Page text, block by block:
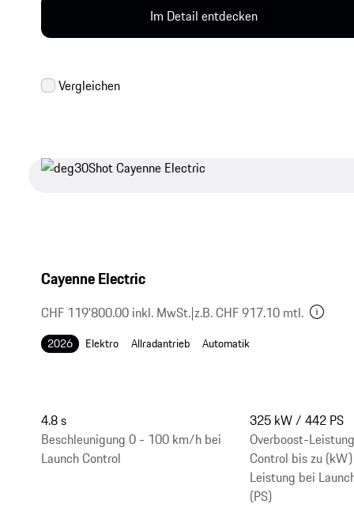
Cayenne Electric
CHF 119'800.00 inkl. MwSt.|z.B. CHF 917.10 mtl.
2026 Elektro Allradantrieb Automatik
4.8 s
Beschleunigung 0 - 100 km/h bei
Launch Control
325 kW / 442 PS
Overboost-
Control bis zu
Leistung bei
(PS)
Im Detail entdecken